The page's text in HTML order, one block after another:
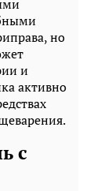
но
и
активно
с